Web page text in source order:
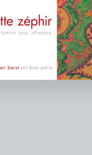
instagram